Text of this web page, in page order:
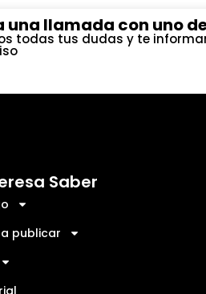
una llamada con uno
todas tus dudas y te
Saber
publicar